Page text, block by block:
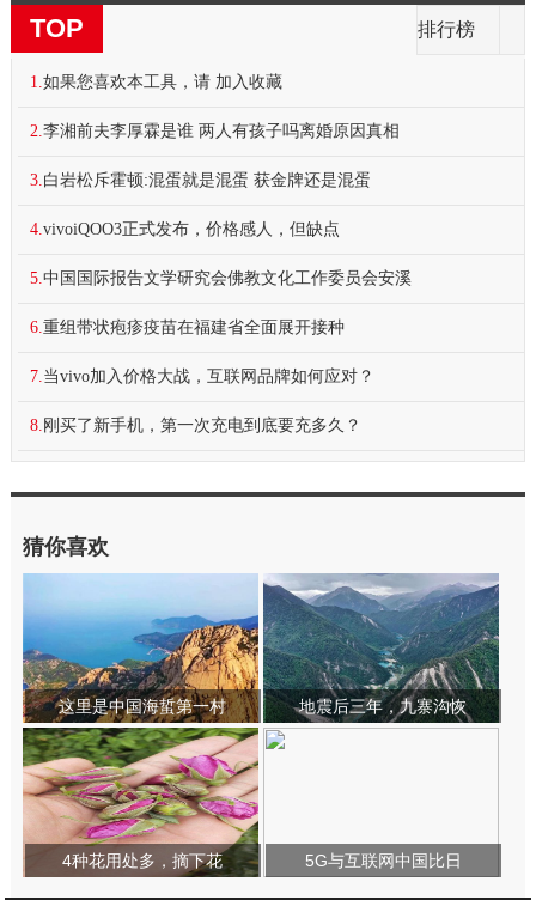
TOP 排行榜
1.如果您喜欢本工具，请 加入收藏
2.李湘前夫李厚霖是谁 两人有孩子吗离婚原因真相
3.白岩松斥霍顿:混蛋就是混蛋 获金牌还是混蛋
4.vivoiQOO3正式发布，价格感人，但缺点
5.中国国际报告文学研究会佛教文化工作委员会安溪
6.重组带状疱疹疫苗在福建省全面展开接种
7.当vivo加入价格大战，互联网品牌如何应对？
8. 刚买了新手机，第一次充电到底要充多久？
猜你喜欢
这里是中国海蜇第一村 地震后三年，九寨沟恢
4种花用处多，摘下花 5G与互联网中国比日